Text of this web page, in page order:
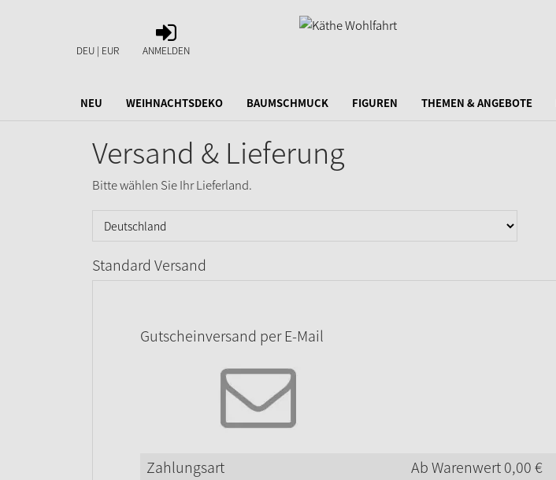
DEU | EUR
ANMELDEN
ANMELDEN
NEU WEIHNACHTSDEKO BAUMSCHMUCK FIGUREN THEMEN & ANGEBOTE
Versand & Lieferung
Bitte wählen Sie Ihr Lieferland.
Standard Versand
Gutscheinversand per E-Mail
Zahlungsart Ab Warenwert0,00€